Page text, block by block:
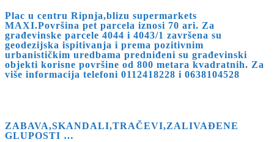
Plac u centru Ripnja,blizu supermarkets
MAXI.Površina pet parcela iznosi 70 ari. Za
građevinske parcele 4044 i 4043/1 završena su
geodezijska ispitivanja i prema pozitivnim
urbanističkim uredbama predniđeni su građevinski
objekti korisne površine od 800 metara kvadratnih. Za
više informacija telefoni 0112418228 i 0638104528
ZABAVA,SKANDALI,TRAČEVI,ZALIVAĐENE
GLUPOSTI …